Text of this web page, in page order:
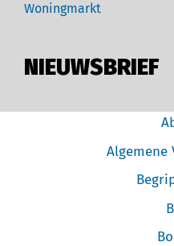
Woningmarkt
NIEUWSBRIEF
Algemene